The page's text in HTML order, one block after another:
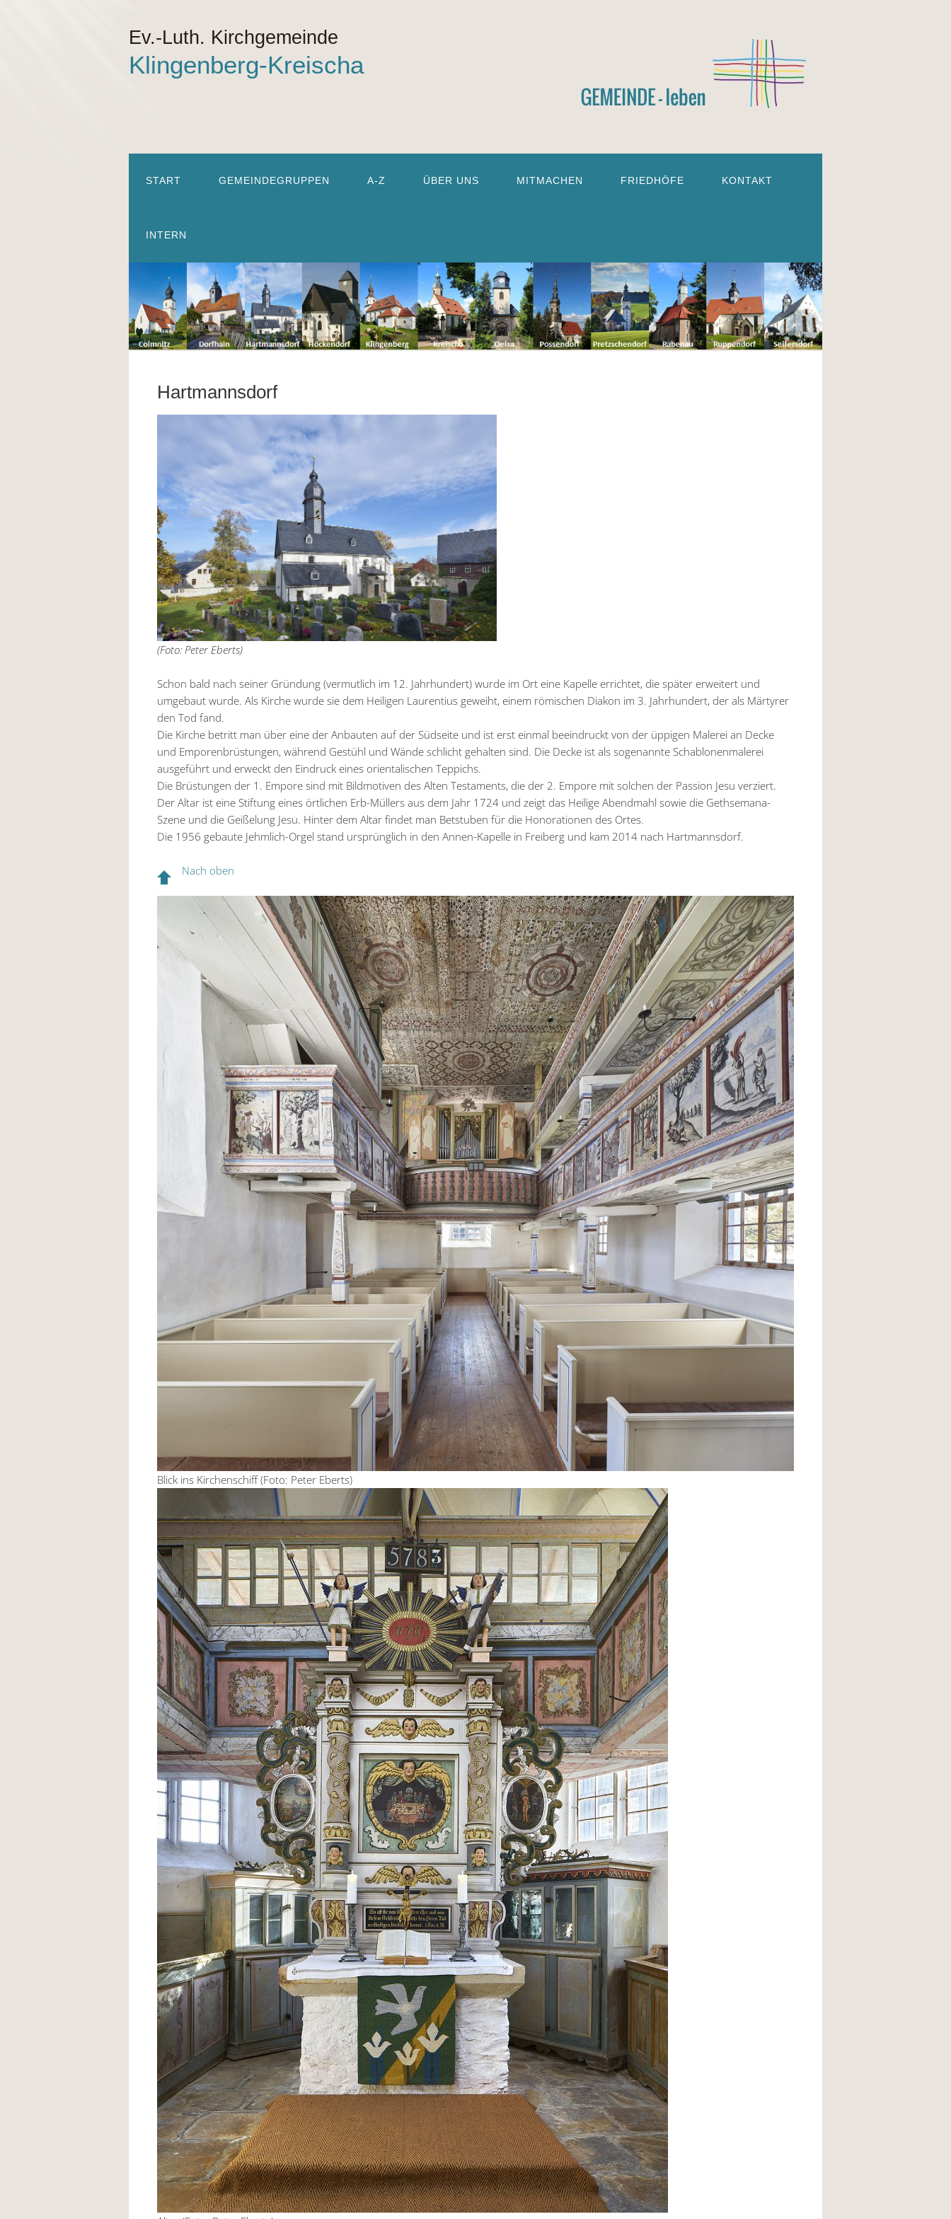
Ev.-Luth. Kirchgemeinde
Klingenberg-Kreischa
START GEMEINDEGRUPPEN A-Z ÜBER UNS MITMACHEN FRIEDHÖFE KONTAKT
INTERN
Hartmannsdorf
(Foto: Peter Eberts)
Schon bald nach seiner Gründung (vermutlich im 12. Jahrhundert) wurde im Ort eine Kapelle errichtet, die später erweitert und
umgebaut wurde. Als Kirche wurde sie dem Heiligen Laurentius geweiht, einem römischen Diakon im 3. Jahrhundert, der als Märtyrer
den Tod fand.
Die Kirche betritt man über eine der Anbauten auf der Südseite und ist erst einmal beeindruckt von der üppigen Malerei an Decke
und Emporenbrüstungen, während Gestühl und Wände schlicht gehalten sind. Die Decke ist als sogenannte Schablonenmalerei
ausgeführt und erweckt den Eindruck eines orientalischen Teppichs.
Die Brüstungen der 1. Empore sind mit Bildmotiven des Alten Testaments, die der 2. Empore mit solchen der Passion Jesu verziert.
Der Altar ist eine Stiftung eines örtlichen Erb-Müllers aus dem Jahr 1724 und zeigt das Heilige Abendmahl sowie die Gethsemana-
Szene und die Geißelung Jesu. Hinter dem Altar findet man Betstuben für die Honorationen des Ortes.
Die 1956 gebaute Jehmlich-Orgel stand ursprünglich in den Annen-Kapelle in Freiberg und kam 2014 nach Hartmannsdorf.
Nach oben
Blick ins Kirchenschiff (Foto: Peter Eberts)